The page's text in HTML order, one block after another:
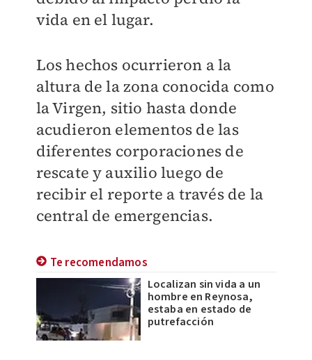
vida en el lugar.
Los hechos ocurrieron a la
altura de la zona conocida como
la Virgen, sitio hasta donde
acudieron elementos de las
diferentes corporaciones de
rescate y auxilio luego de
recibir el reporte a través de la
central de emergencias.
Te recomendamos
Localizan sin vida a un
hombre en Reynosa,
estaba en estado de
putrefacción